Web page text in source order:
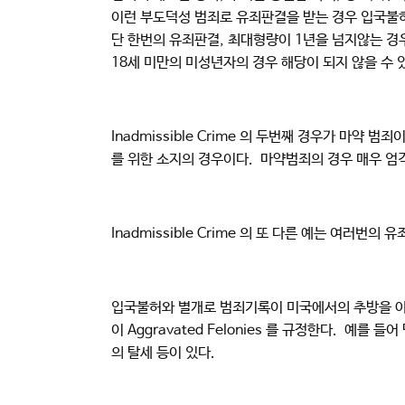
이런 부도덕성 범죄로 유죄판결을 받는 경우 입국
단 한번의 유죄판결, 최대형량이 1년을 넘지않는
18세 미만의 미성년자의 경우 해당이 되지 않을 수
Inadmissible Crime 의 두번째 경우가 마약 범죄
를 위한 소지의 경우이다. 마약범죄의 경우 매우
Inadmissible Crime 의 또 다른 예는 여러번의
입국불허와 별개로 범죄기록이 미국에서의 추
이 Aggravated Felonies 를 규정한다. 예를 들어
의 탈세 등이 있다.